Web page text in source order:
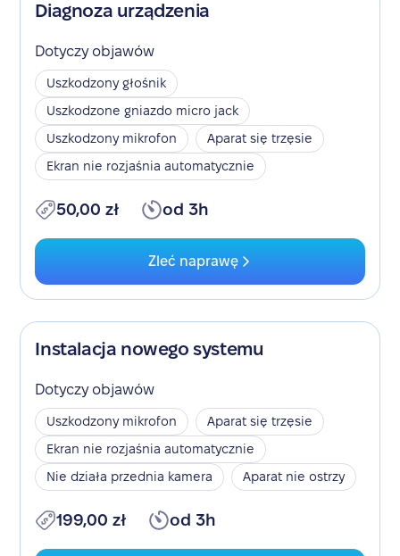
Diagnoza urządzenia
Dotyczy objawów
Uszkodzony głośnik
Uszkodzone gniazdo micro jack
Uszkodzony mikrofon
Aparat się trzęsie
Ekran nie rozjaśnia automatycznie
50,00 zł od 3h
Zleć naprawę
Instalacja nowego systemu
Dotyczy objawów
Uszkodzony mikrofon
Aparat się trzęsie
Ekran nie rozjaśnia automatycznie
Nie działa przednia kamera
Aparat nie ostrzy
199,00 zł od 3h